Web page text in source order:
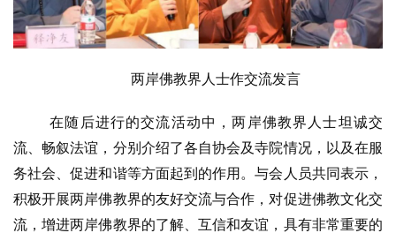
专
题
善
佛
教
两岸佛教界人士作交流发言
在随后进行的交流活动中，两岸佛教界人士坦诚交
流、畅叙法谊，分别介绍了各自协会及寺院情况，以及在服
务社会、促进和谐等方面起到的作用。与会人员共同表示，
积极开展两岸佛教界的友好交流与合作，对促进佛教文化交
流，增进两岸佛教界的了解、互信和友谊，具有非常重要的